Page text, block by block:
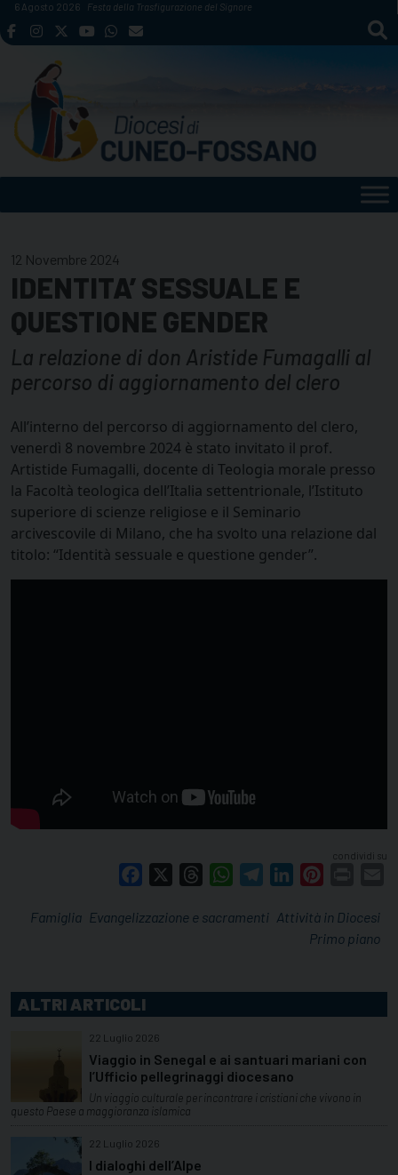
Skip
to
6 Agosto 2026 Festa della Trasfigurazione del Signore
12 Novembre 2024
IDENTITA’ SESSUALE E
QUESTIONE GENDER
La relazione di don Aristide Fumagalli al
percorso di aggiornamento del clero
All’interno del percorso di aggiornamento del clero,
venerdì 8 novembre 2024 è stato invitato il prof.
Artistide Fumagalli, docente di Teologia morale presso
la Facoltà teologica dell’Italia settentrionale, l’Istituto
superiore di scienze religiose e il Seminario
arcivescovile di Milano, che ha svolto una relazione dal
titolo: “Identità sessuale e questione gender”.
condividi su
Facebook ThreadsWhatsAppTelegramLinkedIn
Attività in Diocesi
Evangelizzazione e sacramenti
Famiglia
Primo piano
ALTRI ARTICOLI
22 Luglio 2026
Viaggio in Senegal e ai santuari mariani con
l’Ufficio pellegrinaggi diocesano
Un viaggio culturale per incontrare i cristiani che vivono in
questo Paese a maggioranza islamica
22 Luglio 2026
I dialoghi dell’Alpe